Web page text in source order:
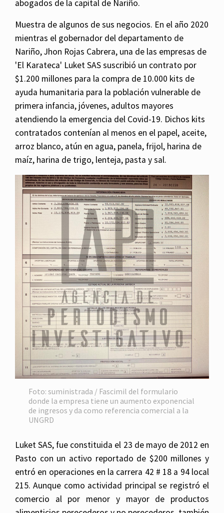
abogados de la capital de Nariño.
Muestra de algunos de sus negocios. En el año 2020
mientras el gobernador del departamento de
Nariño, Jhon Rojas Cabrera, una de las empresas de
'El Karateca' Luket SAS suscribió un contrato por
$1.200 millones para la compra de 10.000 kits de
ayuda humanitaria para la población vulnerable de
primera infancia, jóvenes, adultos mayores
atendiendo la emergencia del Covid-19. Dichos kits
contratados contenían al menos en el papel, aceite,
arroz blanco, atún en agua, panela, frijol, harina de
maíz, harina de trigo, lenteja, pasta y sal.
Foto: suministrada / Fascimil del formulario
donde la empresa tiene un aumento exponencial
de ingresos y da como referencia comercial a la
UNGRD
Luket SAS, fue constituida el 23 de mayo de 2012 en
Pasto con un activo reportado de $200 millones y
entró en operaciones en la carrera 42 # 18 a 94 local
215. Aunque como actividad principal se registró el
comercio al por menor y mayor de productos